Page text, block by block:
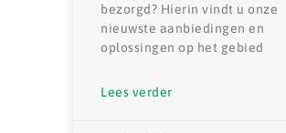
bezorgd? Hierin vindt u onze
nieuwste aanbiedingen en
oplossingen op het gebied
Lees verder